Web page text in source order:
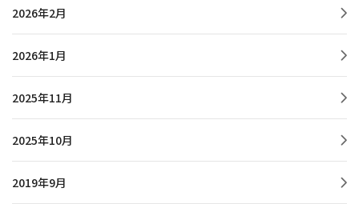
2026年2月
2026年1月
2025年11月
2025年10月
2019年9月